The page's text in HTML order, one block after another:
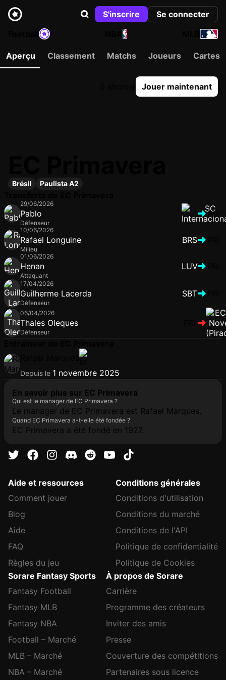
S'inscrire
Se connecter
NBA
Aperçu Classement Matchs Joueurs Cartes
Jouer maintenant
Brésil Paulista A2
29/06/2026
Pablo
Défenseur
PRI
10/06/2026
Rafael Longuine
Milieu
BRS
01/06/2026
Henan
Attaquant
LUV
17/04/2026
Guilherme Lacerda
Défenseur
SBT
06/04/2026
Thales Oleques
Défenseur
Depuis le 1 novembre 2025
En savoir plus sur EC Primavera
Qui est le manager de EC Primavera ?
Le manager de EC Primavera est Rafael Marques.
Quand EC Primavera a-t-elle été fondée ?
EC Primavera a été fondé en 1927.
Aide et ressources
Comment jouer
Blog
Aide
FAQ
Règles du jeu
Conditions générales
Conditions d'utilisation
Conditions du marché
Conditions de l'API
Politique de confidentialité
Politique de Cookies
Sorare Fantasy Sports
Fantasy Football
Fantasy MLB
Fantasy NBA
Football – Marché
MLB – Marché
NBA – Marché
À propos de Sorare
Carrière
Programme des créateurs
Inviter des amis
Presse
Couverture des compétitions
Partenaires sous licence